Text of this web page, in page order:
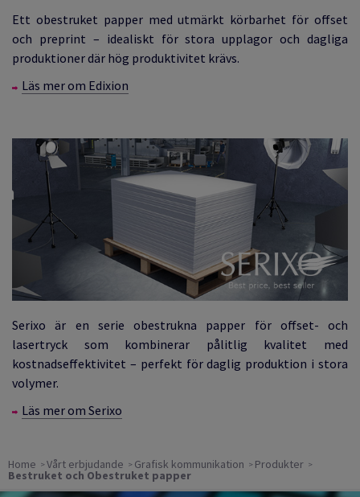
Ett obestruket papper med utmärkt körbarhet för offset
och preprint – idealiskt för stora upplagor och dagliga
produktioner där hög produktivitet krävs.
Läs mer om Edixion
Serixo är en serie obestrukna papper för offset- och
lasertryck som kombinerar pålitlig kvalitet med
kostnadseffektivitet – perfekt för daglig produktion i stora
volymer.
Läs mer om Serixo
Home Vårt erbjudande Grafisk kommunikation Produkter
Bestruket och Obestruket papper